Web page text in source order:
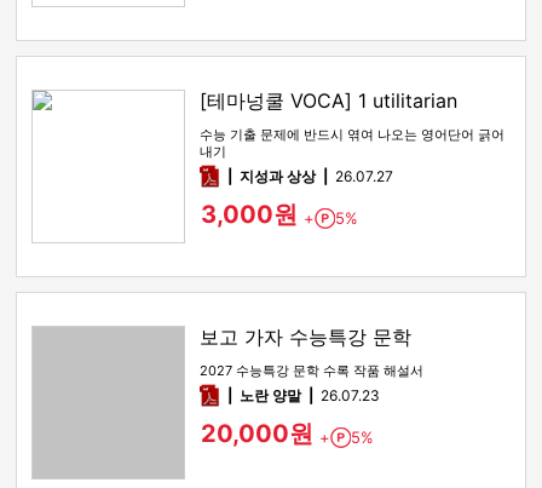
[테마넝쿨 VOCA] 1 utilitarian
수능 기출 문제에 반드시 엮여 나오는 영어단어 긁어
내기
pdf지성과 상상 26.07.27
3,000원 + Point
5%
보고 가자 수능특강 문학
2027 수능특강 문학 수록 작품 해설서
pdf노란 양말 26.07.23
20,000원 + Point
5%